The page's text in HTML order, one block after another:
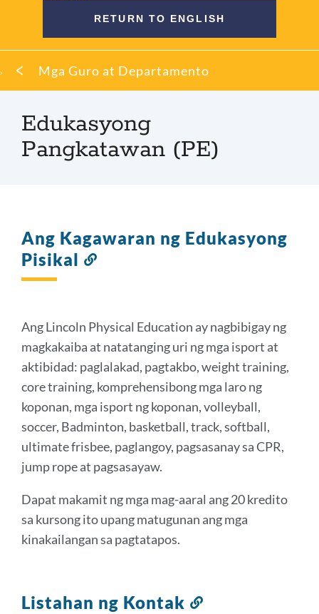
RETURN TO ENGLISH
MumoMga Guro at Departamento
Edukasyong
Pangkatawan (PE)
Ang Kagawaran ng Edukasyong
Pisikal
Ang Lincoln Physical Education ay nagbibigay ng
magkakaiba at natatanging uri ng mga isport at
aktibidad: paglalakad, pagtakbo, weight training,
core training, komprehensibong mga laro ng
koponan, mga isport ng koponan, volleyball,
soccer, Badminton, basketball, track, softball,
ultimate frisbee, paglangoy, pagsasanay sa CPR,
jump rope at pagsasayaw.
Dapat makamit ng mga mag-aaral ang 20 kredito
sa kursong ito upang matugunan ang mga
kinakailangan sa pagtatapos.
Listahan ng Kontak